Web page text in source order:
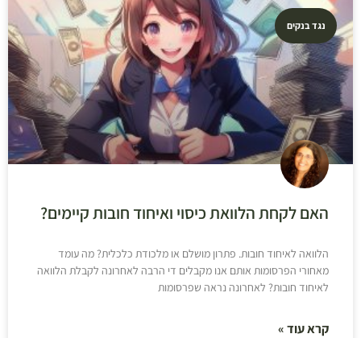
נגד בנקים
האם לקחת הלוואת כיסוי ואיחוד חובות קיימים?
הלוואה לאיחוד חובות. פתרון מושלם או מלכודת כלכלית? מה עומד
מאחורי הפרסומות אותם אנו מקבלים די הרבה לאחרונה לקבלת הלוואה
לאיחוד חובות? לאחרונה נראה שפרסומות
קרא עוד »